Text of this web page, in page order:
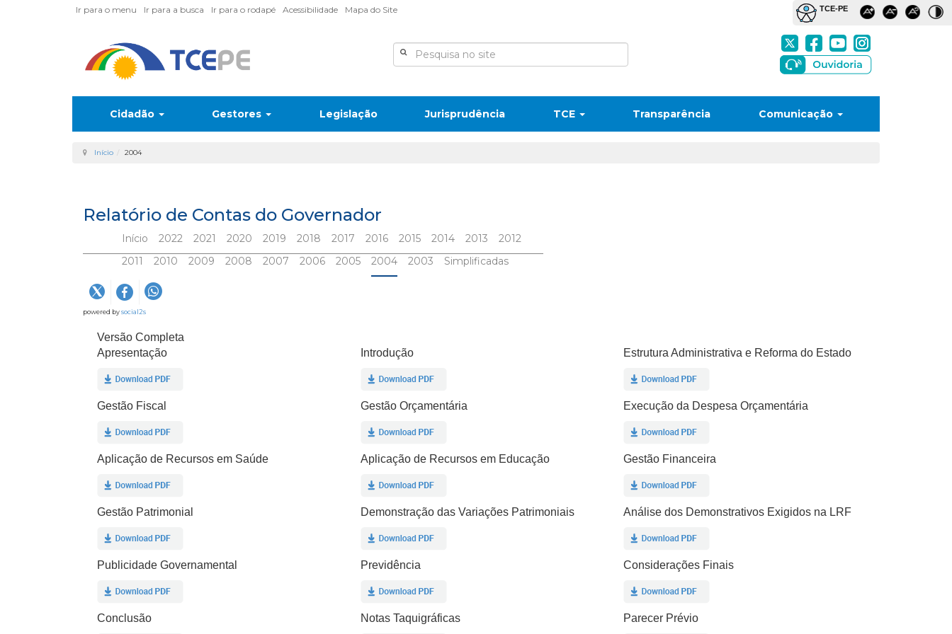
Ir para o menu Ir para a busca Ir para o rodapé Acessibilidade Mapa do Site
Cidadão Gestores Legislação Jurisprudência TCE Transparência Comunicação
Início 2004
Relatório de Contas do Governador
Início 2022 2021 2020 2019 2018 2017 2016 2015 2014 2013
2012
2011
2010 2009 2008 2007 2006 2005 2004 2003 Simplificadas
powered bysocial2s
Versão Completa
Apresentação
Introdução Estrutura Administrativa e Reforma do Estado
Gestão Fiscal Gestão Orçamentária Execução da Despesa Orçamentária
Aplicação de Recursos em Saúde Aplicação de Recursos em Educação Gestão Financeira
Gestão Patrimonial Demonstração das Variações Patrimoniais Análise dos Demonstrativos Exigidos na LRF
Publicidade Governamental Previdência Considerações Finais
Conclusão Notas Taquigráficas Parecer Prévio